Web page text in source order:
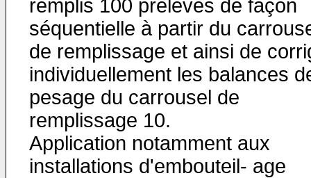
remplis 100 prélevés de façon
séquentielle à partir du
de remplissage et ainsi de
individuellement les balances
pesage du carrousel de
remplissage 10.
Application notamment aux
installations d'embouteil- age